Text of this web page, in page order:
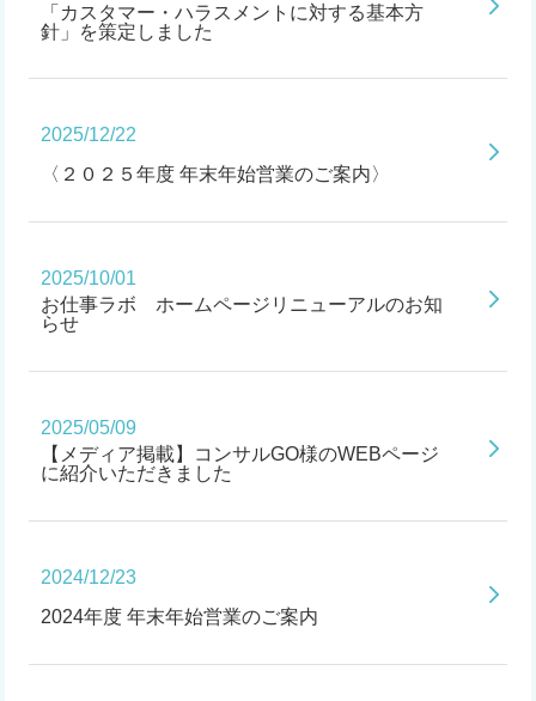
「カスタマー・ハラスメントに対する基本方
針」を策定しました
2025/12/22
〈２０２５年度 年末年始営業のご案内〉
2025/10/01
お仕事ラボ ホームページリニューアルのお知
らせ
2025/05/09
【メディア掲載】コンサルGO様のWEBページ
に紹介いただきました
2024/12/23
2024年度 年末年始営業のご案内